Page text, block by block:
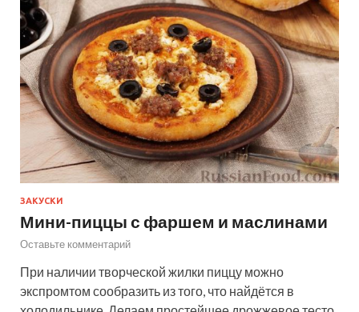
ЗАКУСКИ
Мини-пиццы с фаршем и маслинами
Оставьте комментарий
При наличии творческой жилки пиццу можно
экспромтом сообразить из того, что найдётся в